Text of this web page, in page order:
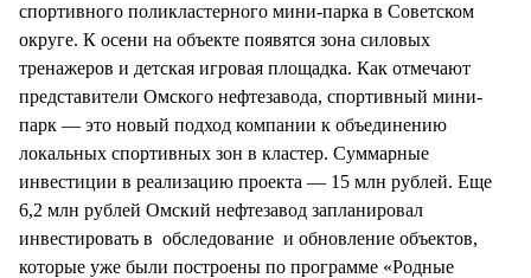
спортивного поликластерного мини-парка в Советском
округе. К осени на объекте появятся зона силовых
тренажеров и детская игровая площадка. Как отмечают
представители Омского нефтезавода, спортивный мини-
парк — это новый подход компании к объединению
локальных спортивных зон в кластер. Суммарные
инвестиции в реализацию проекта — 15 млн рублей. Еще
6,2 млн рублей Омский нефтезавод запланировал
инвестировать в обследование и обновление объектов,
которые уже были построены по программе «Родные